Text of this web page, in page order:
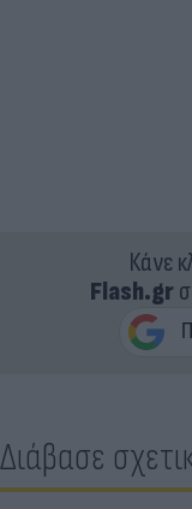
Κάνε
Flash.gr
Διάβασε